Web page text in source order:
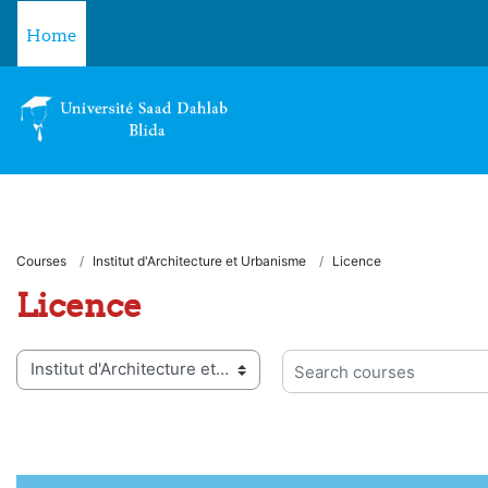
Home
Courses Institut d'Architecture et Urbanisme Licence
Licence
categories
Search courses